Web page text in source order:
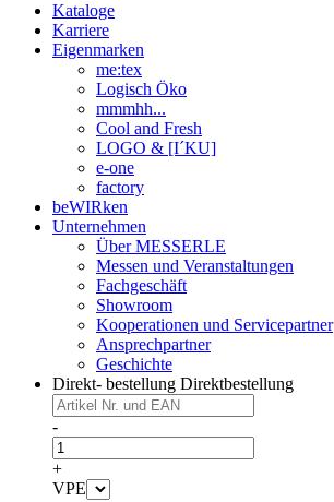
Kataloge
Karriere
Eigenmarken
me:tex
Logisch Öko
mmmhh...
Cool and Fresh
LOGO & [I´KU]
e-one
factory
beWIRken
Unternehmen
Über MESSERLE
Messen und Veranstaltungen
Fachgeschäft
Showroom
Kooperationen und Servicepartner
Ansprechpartner
Geschichte
Direkt- bestellung Direktbestellung
-
+
VPE